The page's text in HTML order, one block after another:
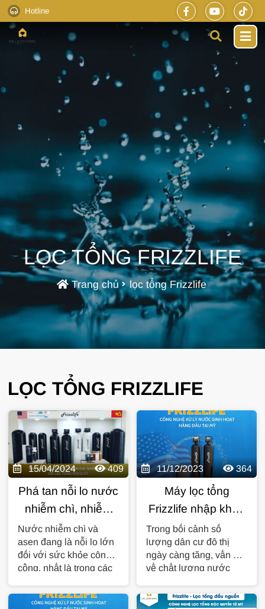
Hotline
LỌC TỔNG FRIZZLIFE
Trang chủ lọc tổng Frizzlife
LỌC TỔNG FRIZZLIFE
15/04/2024 409
Phá tan nỗi lo nước
nhiễm chì, nhiễm
asen với lọc tổng
Frizzlife
Nước nhiễm chì và
asen đang là nỗi lo lớn
đối với sức khỏe công
cộng, nhất là trong các
11/12/2023 364
Máy lọc tổng
Frizzlife nhập khẩu
Mỹ - "Thiên địch"
của nước sinh hoạt
đô thị kém chất
Trong bối cảnh số
lượng dân cư đô thị
ngày càng tăng, vấn đề
về chất lượng nước
quan...